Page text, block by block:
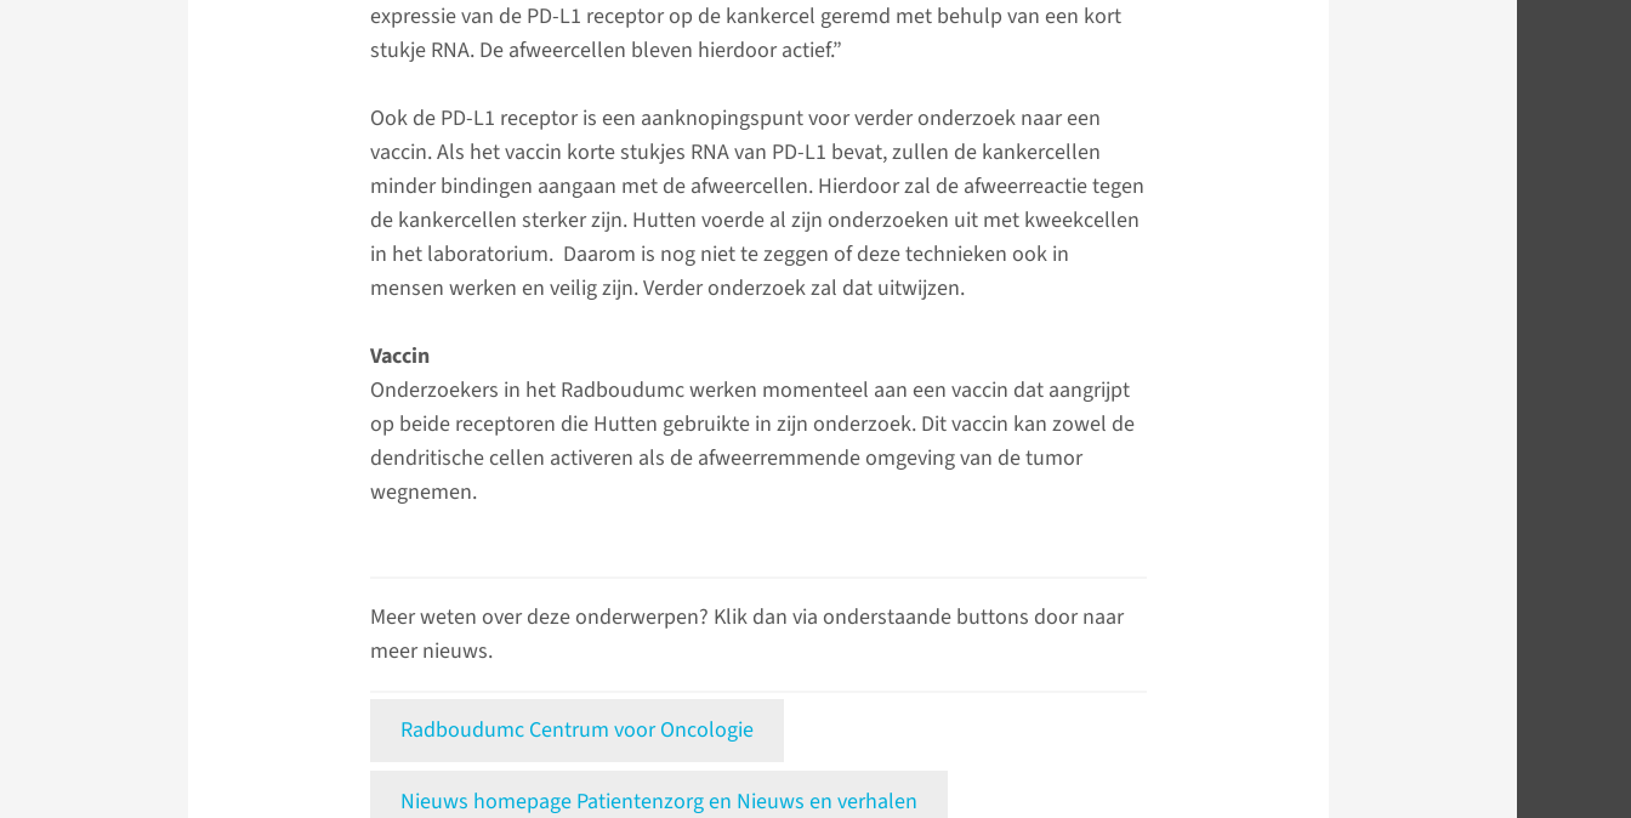
expressie van de PD-L1 receptor op de kankercel geremd met behulp van een kort
stukje RNA. De afweercellen bleven hierdoor actief.”
Ook de PD-L1 receptor is een aanknopingspunt voor verder onderzoek naar een
vaccin. Als het vaccin korte stukjes RNA van PD-L1 bevat, zullen de kankercellen
minder bindingen aangaan met de afweercellen. Hierdoor zal de afweerreactie tegen
de kankercellen sterker zijn. Hutten voerde al zijn onderzoeken uit met kweekcellen
in het laboratorium. Daarom is nog niet te zeggen of deze technieken ook in
mensen werken en veilig zijn. Verder onderzoek zal dat uitwijzen.
Vaccin
Onderzoekers in het Radboudumc werken momenteel aan een vaccin dat aangrijpt
op beide receptoren die Hutten gebruikte in zijn onderzoek. Dit vaccin kan zowel de
dendritische cellen activeren als de afweerremmende omgeving van de tumor
wegnemen.
Meer weten over deze onderwerpen? Klik dan via onderstaande buttons door naar
meer nieuws.
Radboudumc Centrum voor Oncologie
Nieuws homepage Patientenzorg en Nieuws en verhalen